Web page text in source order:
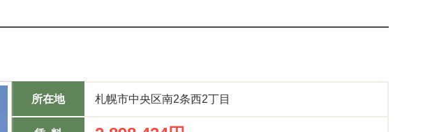
所在地 札幌市中央区南2条西2丁目